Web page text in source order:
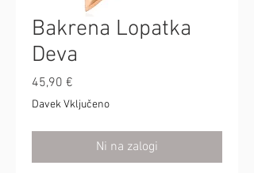
Bakrena Lopatka
Deva
45,90 €
Davek Vključeno
Ni na zalogi